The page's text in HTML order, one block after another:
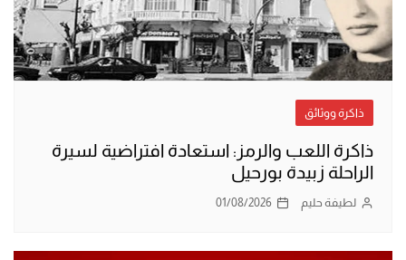
ذاكرة ووثائق
ذاكرة اللعب والرمز: استعادة افتراضية لسيرة
الراحلة زبيدة بورحيل
لطيفة حليم 01/08/2026